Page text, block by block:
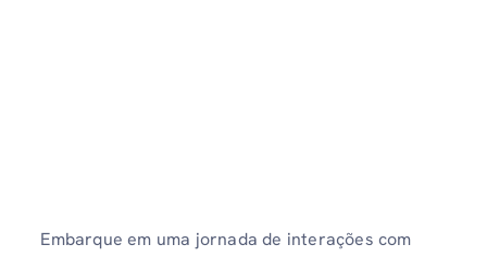
Embarque em uma jornada de interações com